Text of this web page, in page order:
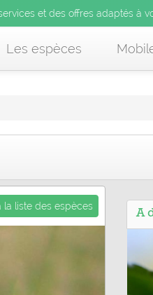
services et des offres adaptés
Les espèces
et des offres adaptés à
et des offres
la liste des espèces
A